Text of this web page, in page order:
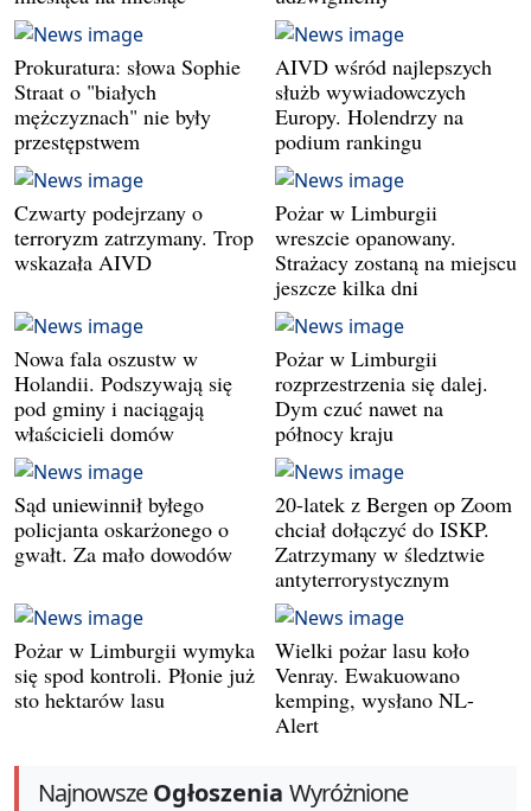
Prokuratura: słowa Sophie
Straat o "białych
mężczyznach" nie były
przestępstwem
AIVD wśród najlepszych
służb wywiadowczych
Europy. Holendrzy na
podium rankingu
Czwarty podejrzany o
terroryzm zatrzymany. Trop
wskazała AIVD
Pożar w Limburgii
wreszcie opanowany.
Strażacy zostaną na miejscu
jeszcze kilka dni
Nowa fala oszustw w
Holandii. Podszywają się
pod gminy i naciągają
właścicieli domów
Pożar w Limburgii
rozprzestrzenia się dalej.
Dym czuć nawet na
północy kraju
Sąd uniewinnił byłego
policjanta oskarżonego o
gwałt. Za mało dowodów
20-latek z Bergen op Zoom
chciał dołączyć do ISKP.
Zatrzymany w śledztwie
antyterrorystycznym
Pożar w Limburgii wymyka
się spod kontroli. Płonie już
sto hektarów lasu
Wielki pożar lasu koło
Venray. Ewakuowano
kemping, wysłano NL-
Alert
NajnowszeOgłoszenia Wyróżnione